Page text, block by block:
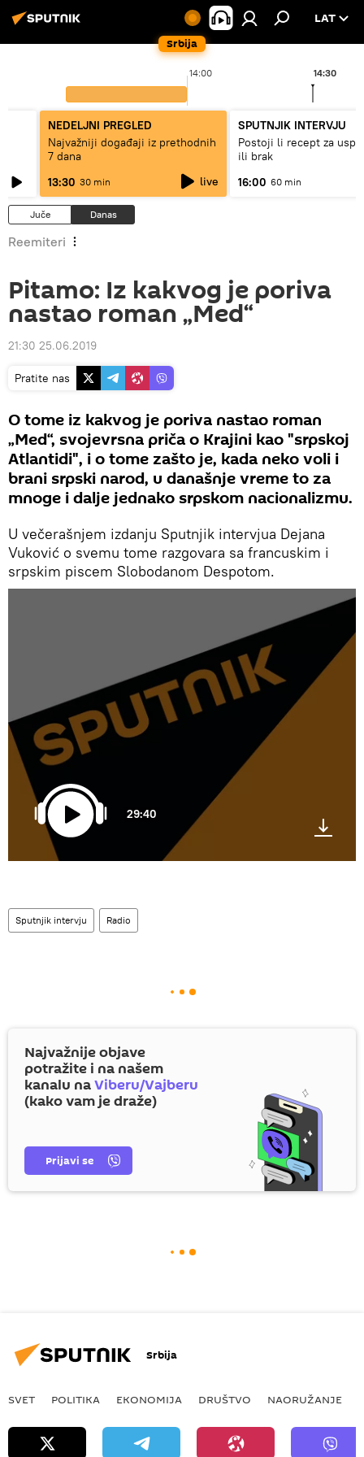
Srbija
LAT
14:00 14:30
NEDELJNI PREGLED
Najvažniji događaji iz prethodnih
7 dana
13:30 30 min live
SPUTNJIK INTERVJU
Postoji li recept za
ili brak
16:00 60 min
Juče Danas
Reemiteri
Pitamo: Iz kakvog je poriva
nastao roman „Med“
21:30 25.06.2019
Pratite nas
O tome iz kakvog je poriva nastao roman
„Med“, svojevrsna priča o Krajini kao "srpskoj
Atlantidi", i o tome zašto je, kada neko voli i
brani srpski narod, u današnje vreme to za
mnoge i dalje jednako srpskom nacionalizmu.
U večerašnjem izdanju Sputnjik intervjua Dejana
Vuković o svemu tome razgovara sa francuskim i
srpskim piscem Slobodanom Despotom.
29:40
Sputnjik intervju Radio
Najvažnije objave
potražite i na našem
kanalu naViberu/Vajberu
(kako vam je draže)
Prijavi se
Srbija
SVET POLITIKA EKONOMIJA DRUŠTVO NAORUŽANJE